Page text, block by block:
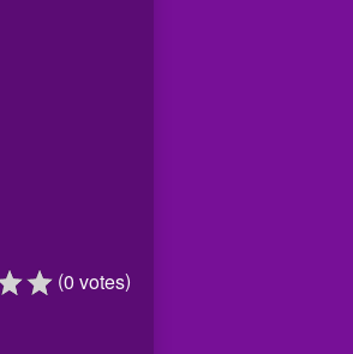
(0 votes)